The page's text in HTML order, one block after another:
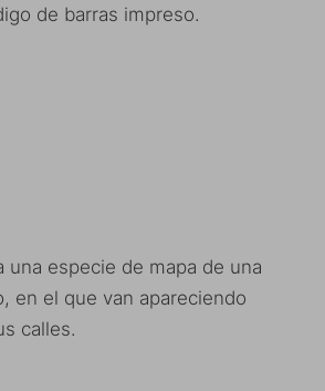
de barras impreso.
una especie de mapa de una
en el que van apareciendo
calles.